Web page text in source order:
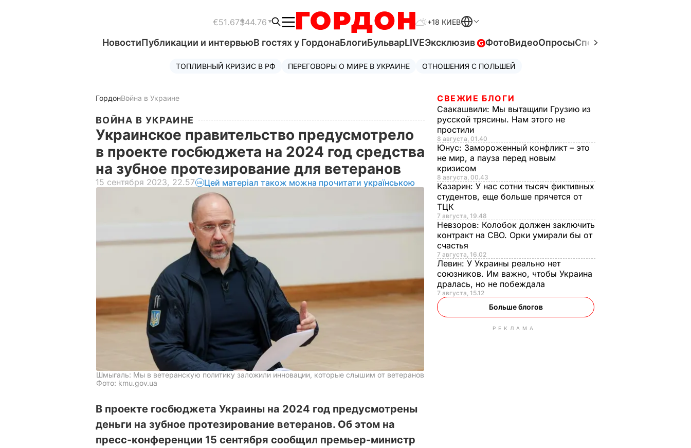
€51.67$44.76 +18 КИЕВ
НовостиПубликации и интервьюВ гостях у ГордонаБлогиБульварLIVEЭксклюзив ФотоВидеоОпросыСпецпроекты
ТОПЛИВНЫЙ КРИЗИС В РФ ПЕРЕГОВОРЫ О МИРЕ В УКРАИНЕ ОТНОШЕНИЯ С ПОЛЬШЕЙ
ГордонВойна в Украине
ВОЙНА В УКРАИНЕ
Украинское правительство предусмотрело
в проекте госбюджета на 2024 год средства
на зубное протезирование для ветеранов
15 сентября 2023, 22.57 Цей матеріал також можна прочитати українською
Шмыгаль: Мы в ветеранскую политику заложили инновации, которые слышим от ветеранов
Фото: kmu.gov.ua
В проекте госбюджета Украины на 2024 год предусмотрены
деньги на зубное протезирование ветеранов. Об этом на
пресс-конференции 15 сентября сообщил премьер-министр
СВЕЖИЕ БЛОГИ
Саакашвили: Мы вытащили Грузию из
русской трясины. Нам этого не
простили
8 августа, 01.40
Юнус: Замороженный конфликт – это
не мир, а пауза перед новым
кризисом
8 августа, 00.43
Казарин: У нас сотни тысяч фиктивных
студентов, еще больше прячется от
ТЦК
7 августа, 19.48
Невзоров: Колобок должен заключить
контракт на СВО. Орки умирали бы от
счастья
7 августа, 16.02
Левин: У Украины реально нет
союзников. Им важно, чтобы Украина
дралась, но не побеждала
7 августа, 15.12
Больше блогов
РЕКЛАМА